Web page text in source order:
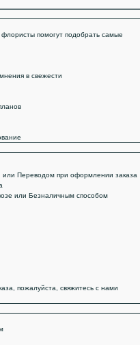
помогут подобрать самые
в свежести
или Переводом при оформлении заказа
или Безналичным способом
пожалуйста, свяжитесь с нами